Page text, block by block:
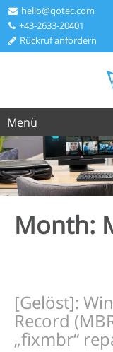
hello@qotec.com
+43-2633-20401
Rückruf anfordern
Menü
Month:
[Gelöst]:
Record
„fixmbr“